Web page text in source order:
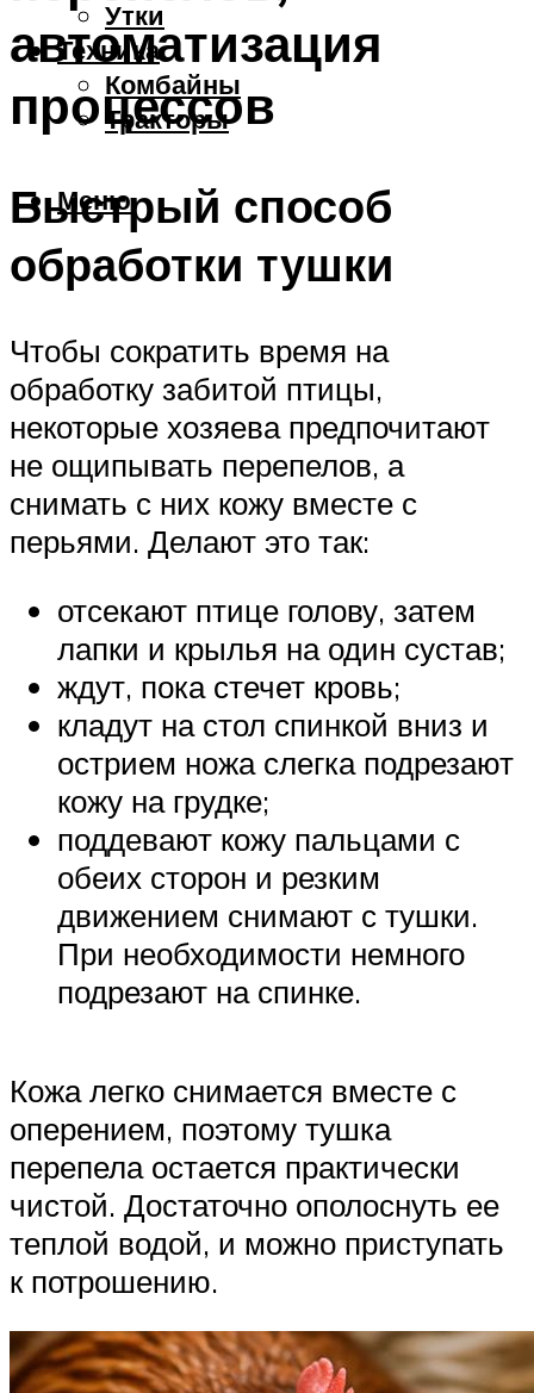
Утки
Техника
Комбайны
Тракторы
Меню
автоматизация
процессов
Быстрый способ
обработки тушки
Чтобы сократить время на
обработку забитой птицы,
некоторые хозяева предпочитают
не ощипывать перепелов, а
снимать с них кожу вместе с
перьями. Делают это так:
отсекают птице голову, затем
лапки и крылья на один сустав;
ждут, пока стечет кровь;
кладут на стол спинкой вниз и
острием ножа слегка подрезают
кожу на грудке;
поддевают кожу пальцами с
обеих сторон и резким
движением снимают с тушки.
При необходимости немного
подрезают на спинке.
Кожа легко снимается вместе с
оперением, поэтому тушка
перепела остается практически
чистой. Достаточно ополоснуть ее
теплой водой, и можно приступать
к потрошению.